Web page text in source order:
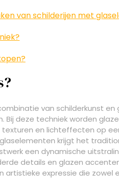
van schilderijen met
van schilderkunst en
Bij deze techniek worden
texturen en lichteffecten op
krijgt het
een dynamische
details en glazen
expressie die zowel